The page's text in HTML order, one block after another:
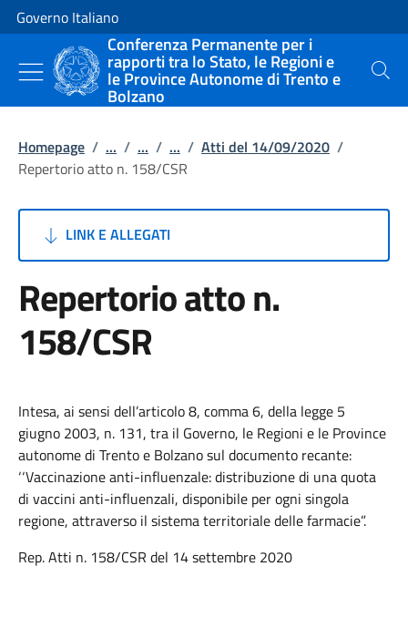
Vai al contenuto
Vai alla navigazione del sito
Governo Italiano
Conferenza Permanente per i
rapporti tra lo Stato, le Regioni e
le Province Autonome di Trento e
Bolzano
Cerca
Homepage / ... / ... / ... / Atti del 14/09/2020 /
Repertorio atto n. 158/CSR
LINK E ALLEGATI
Repertorio atto n.
158/CSR
Intesa, ai sensi dell’articolo 8, comma 6, della legge 5
giugno 2003, n. 131, tra il Governo, le Regioni e le Province
autonome di Trento e Bolzano sul documento recante:
‘‘Vaccinazione anti-influenzale: distribuzione di una quota
di vaccini anti-influenzali, disponibile per ogni singola
regione, attraverso il sistema territoriale delle farmacie”.
Rep. Atti n. 158/CSR del 14 settembre 2020